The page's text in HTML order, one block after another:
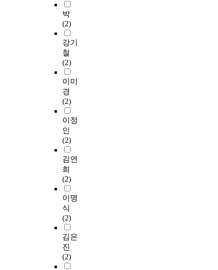
박
(2)
강기
철
(2)
이미
경
(2)
이정
인
(2)
김연
희
(2)
이명
식
(2)
김은
진
(2)